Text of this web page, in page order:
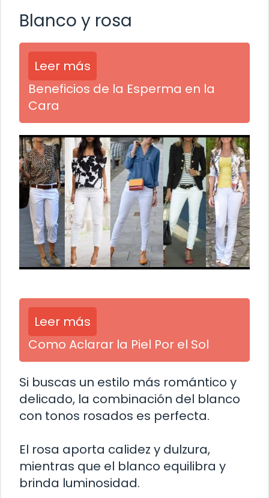
Blanco y rosa
Leer más
Beneficios de la Esperma en la
Cara
Leer más
Como Aclarar la Piel Por el Sol
Si buscas un estilo más romántico y
delicado, la combinación del blanco
con tonos rosados es perfecta.
El rosa aporta calidez y dulzura,
mientras que el blanco equilibra y
brinda luminosidad.